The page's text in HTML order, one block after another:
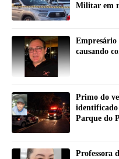
Militar em
causando
Primo do
Parque do
Professora